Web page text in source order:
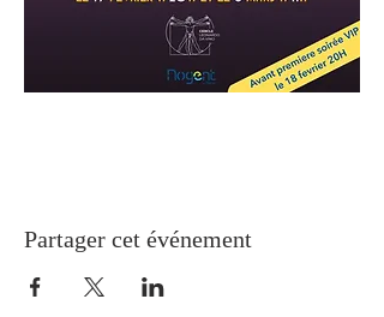
Partager cet événement